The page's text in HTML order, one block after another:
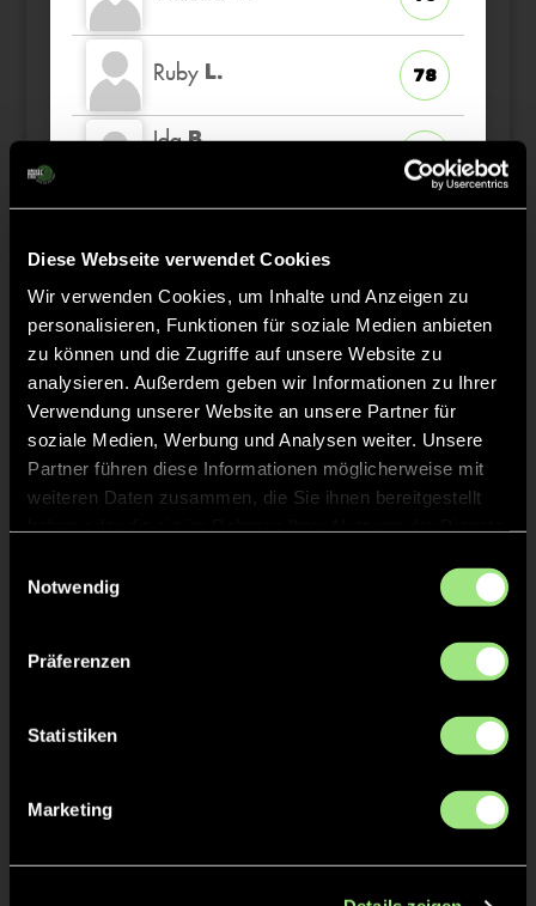
Diese Webseite verwendet Cookies
Wir verwenden Cookies, um Inhalte und Anzeigen zu
personalisieren, Funktionen für soziale Medien anbieten
zu können und die Zugriffe auf unsere Website zu
analysieren. Außerdem geben wir Informationen zu Ihrer
Verwendung unserer Website an unsere Partner für
soziale Medien, Werbung und Analysen weiter. Unsere
Partner führen diese Informationen möglicherweise mit
weiteren Daten zusammen, die Sie ihnen bereitgestellt
Notwendig
Präferenzen
Statistiken
Marketing
Ruby L. 78
Ida B.
5
Staff
Mohau MONALEDI
TW = Torwart & ETW = Ersatztorwart, K = Kapitän
Tore & Karten